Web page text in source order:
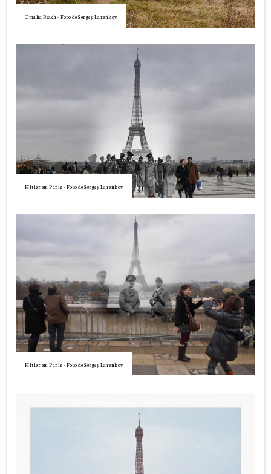
Omaha Beach - Foto de Sergey Larenkov
Hitler em Paris - Foto de Sergey Larenkov
Hitler em Paris - Foto de Sergey Larenkov